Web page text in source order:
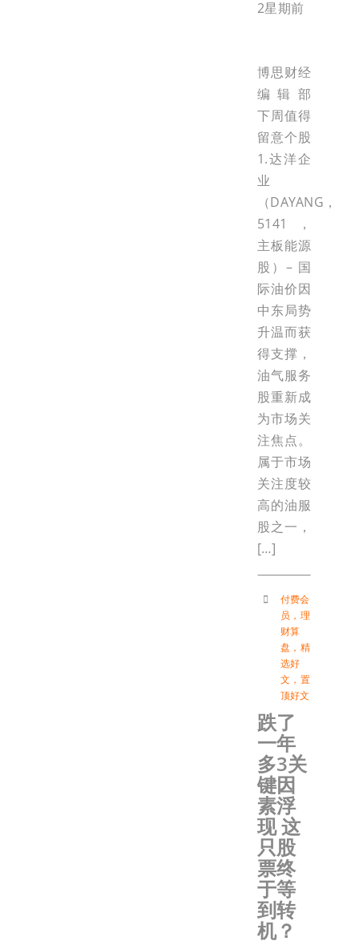
2星期前
博思财经
编辑部
下周值得
留意个股
1.达洋企
业
（DAYANG，
5141，
主板能源
股）– 国
际油价因
中东局势
升温而获
得支撑，
油气服务
股重新成
为市场关
注焦点。
属于市场
关注度较
高的油服
股之一，
[…]
付费会
员 ， 理
财算
盘 ， 精
选好
文 ， 置
顶好文
跌了
一年
多3关
键因
素浮
现 这
只股
票终
于等
到转
机？